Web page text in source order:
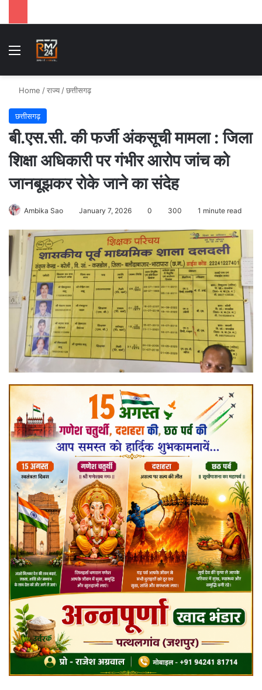
Menu
Home /राज्य /छत्तीसगढ़
छत्तीसगढ़
बी.एस.सी. की फर्जी अंकसूची मामला : जिला
शिक्षा अधिकारी पर गंभीर आरोप जांच को
जानबूझकर रोके जाने का संदेह
Ambika Sao January 7, 2026 0 300 1 minute read